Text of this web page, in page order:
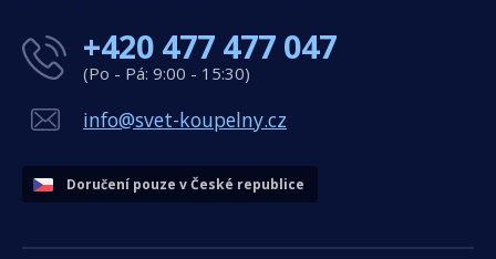
+420 477 477 047
(Po - Pá: 9:00 - 15:30)
info@svet-koupelny.cz
Doručení pouze v České republice